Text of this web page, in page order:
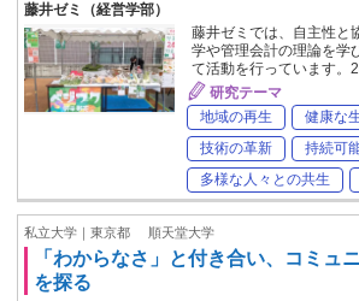
藤井ゼミ（経営学部）
藤井ゼミでは、自主性と
学や管理会計の理論を学
て活動を行っています
研究テーマ
地域の再生
健康な
技術の革新
持続可
多様な人々との共生
私立大学｜東京都 順天堂大学
「わからなさ」と付き合い、コミュ
を探る